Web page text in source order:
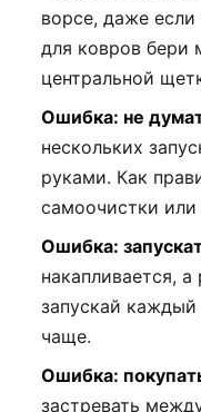
ворсе, даже
для ковров бери
центральной
Ошибка: не
нескольких
руками. Как
самоочистки
Ошибка:
накапливается,
запускай
чаще.
Ошибка:
застревать